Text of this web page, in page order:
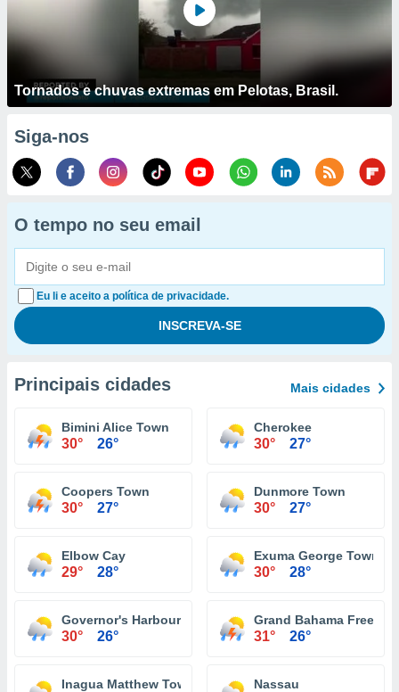
Tornados e chuvas extremas em Pelotas, Brasil.
Siga-nos
O tempo no seu email
Eu li e aceito a política de privacidade.
Principais cidades Mais cidades
Bimini Alice Town
30° 26°
Cherokee
30° 27°
Coopers Town
30° 27°
Dunmore Town
30° 27°
Elbow Cay
29° 28°
Exuma George Town
30° 28°
Governor's Harbour
30° 26°
Grand Bahama Freeport
31° 26°
Inagua Matthew Town Nassau